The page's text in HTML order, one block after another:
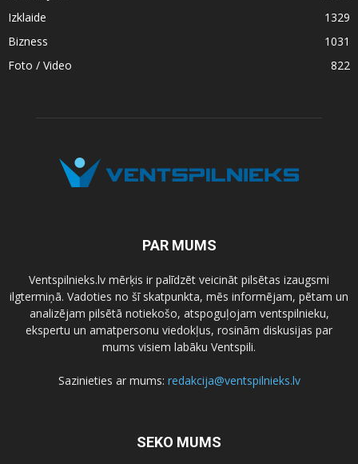
Izklaide
1329
Bizness
1031
Foto / Video
822
PAR MUMS
Ventspilnieks.lv mērķis ir palīdzēt veicināt pilsētas izaugsmi
ilgtermiņā. Vadoties no šī skatpunkta, mēs informējam, pētam un
analizējam pilsētā notiekošo, atspoguļojam ventspilnieku,
ekspertu un amatpersonu viedokļus, rosinām diskusijas par
mums visiem labāku Ventspili.
Sazinieties ar mums: redakcija@ventspilnieks.lv
SEKO MUMS